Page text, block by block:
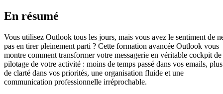
En résumé
Vous utilisez Outlook tous les jours, mais vous avez le sentiment de
pas en tirer pleinement parti ? Cette formation avancée Outlook vous
montre comment transformer votre messagerie en véritable cockpit de
pilotage de votre activité : moins de temps passé dans vos emails, plus
de clarté dans vos priorités, une organisation fluide et une
communication professionnelle irréprochable.